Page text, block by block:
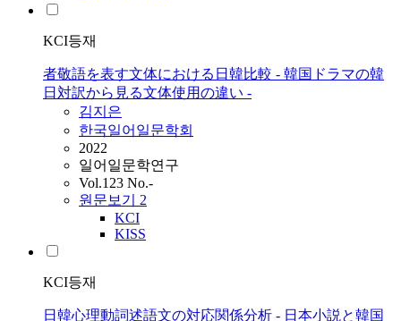
KCI등재
者敬語を表す文体における日韓比較 - 韓国ドラマの韓
日対訳から見る文体使用の違い -
김지은
한국일어일문학회
2022
일어일문학연구
Vol.123 No.-
원문보기 2
KCI
KISS
KCI등재
日韓心理動詞述語文の対応関係分析 - 日本小説と韓国